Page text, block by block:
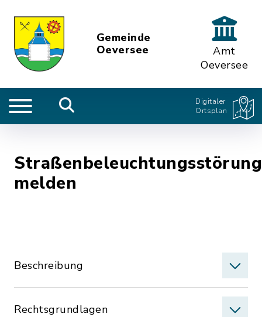
Gemeinde
Oeversee
Amt
Oeversee
Digitaler
Ortsplan
Straßenbeleuchtungsstörung
melden
Beschreibung
Rechtsgrundlagen